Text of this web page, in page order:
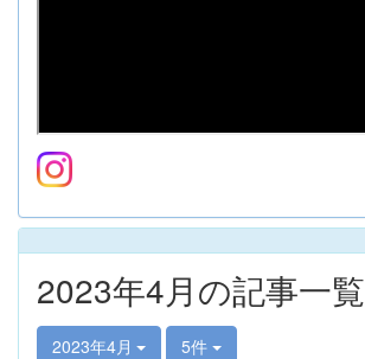
2023年4月の記事一覧
2023年4月 5件